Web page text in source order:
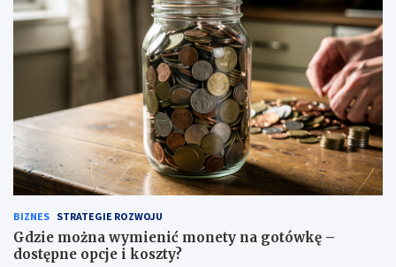
BIZNES STRATEGIE ROZWOJU
Gdzie można wymienić monety na gotówkę –
dostępne opcje i koszty?